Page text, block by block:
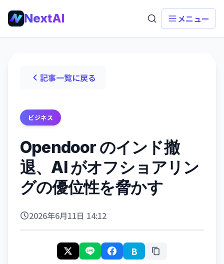
NextAI メニュー
記事一覧に戻る
ビジネス
Opendoor のインド撤
退、AI がオフショアリン
グの優位性を脅かす
2026年6月11日 14:12
B